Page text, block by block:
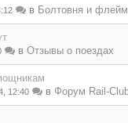
в Болтовня и флейм
в Отзывы о поездах
12:40 в Форум Rail-